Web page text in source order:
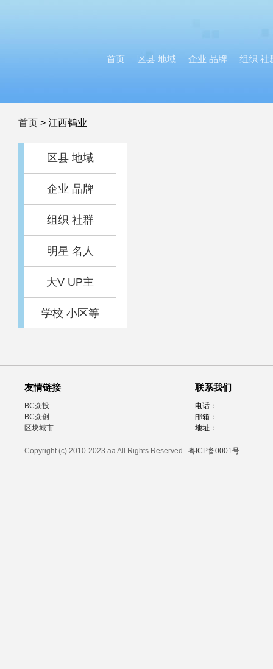
首页 区县 地域 企业 品牌 组织 社
首页 > 江西钨业
区县 地域
企业 品牌
组织 社群
明星 名人
大V UP主
学校 小区等
友情链接
BC众投
BC众创
区块城市
联系我们
电话：
邮箱：
地址：
Copyright (c) 2010-2023 aa All Rights Reserved. 粤ICP备0001号